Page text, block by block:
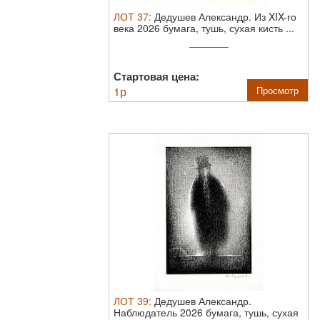
ЛОТ 37: Дедушев Александр. Из XIX-го
века 2026 бумага, тушь, сухая кисть ...
Стартовая цена:
1р Просмотр
ЛОТ 39: Дедушев Александр.
Наблюдатель 2026 бумага, тушь, сухая